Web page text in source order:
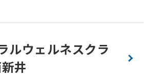
ルウェルネスクラ
井